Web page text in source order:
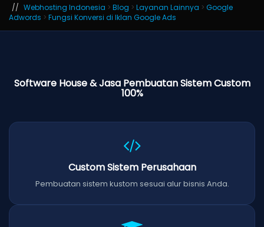
Webhosting Indonesia > Blog > Layanan Lainnya > Google
Adwords > Fungsi Konversi di Iklan Google Ads
Software House & Jasa Pembuatan Sistem Custom
100%
Custom Sistem Perusahaan
Pembuatan sistem kustom sesuai alur bisnis Anda.